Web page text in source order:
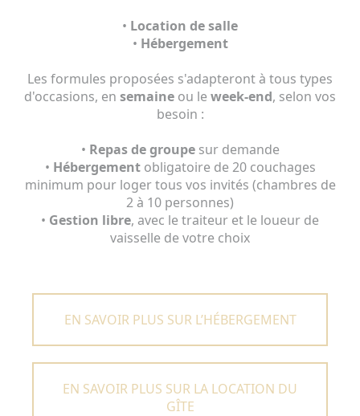
• Location de salle
• Hébergement
Les formules proposées s'adapteront à tous types
d'occasions, en semaine ou le week-end, selon vos
besoin :
• Repas de groupesur demande
• Hébergementobligatoire de 20 couchages
minimum pour loger tous vos invités (chambres de
2 à 10 personnes)
• Gestion libre, avec le traiteur et le loueur de
vaisselle de votre choix
EN SAVOIR PLUS SUR L’HÉBERGEMENT
EN SAVOIR PLUS SUR LA LOCATION DU
GÎTE